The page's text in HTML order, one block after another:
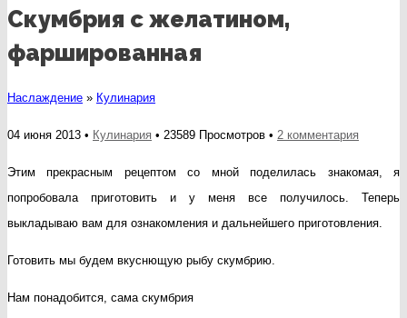
Скумбрия с желатином,
фаршированная
Наслаждение » Кулинария
04 июня 2013 • Кулинария • 23589 Просмотров • 2 комментария
Этим прекрасным рецептом со мной поделилась знакомая, я
попробовала приготовить и у меня все получилось. Теперь
выкладываю вам для ознакомления и дальнейшего приготовления.
Готовить мы будем вкуснющую рыбу скумбрию.
Нам понадобится, сама скумбрия